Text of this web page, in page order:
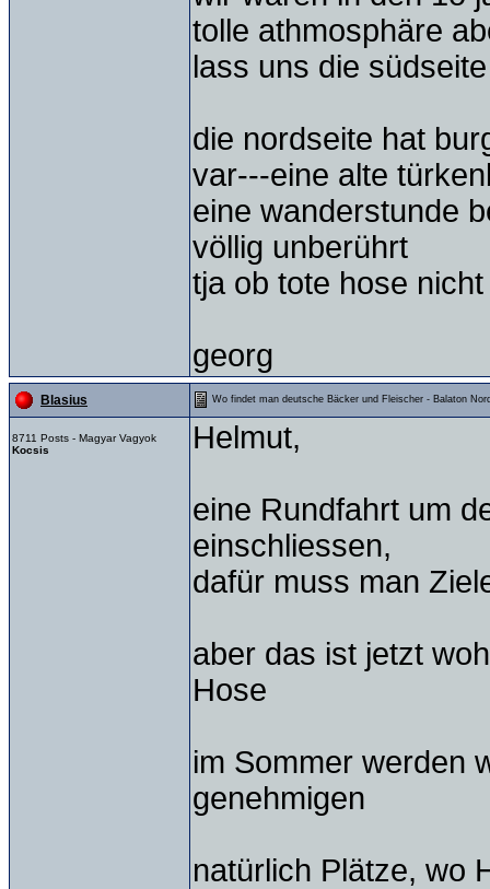
tolle athmosphäre
lass uns die
die nordseite hat
var---eine alte
eine wanderstunde
völlig unberührt
tja ob tote hose
georg
Blasius Wo findet man deutsche Bäcker und Fleischer - Balaton
8711 Posts - Magyar Vagyok
Kocsis
Helmut,
eine Rundfahrt um
einschliessen,
dafür muss man
aber das ist jetzt
Hose
im Sommer werden
genehmigen
natürlich Plätze, wo